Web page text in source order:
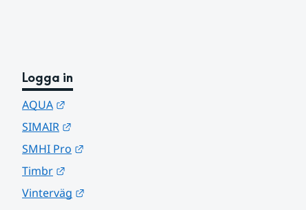
Logga in
AQUA
SIMAIR
SMHI Pro
Timbr
Vinterväg